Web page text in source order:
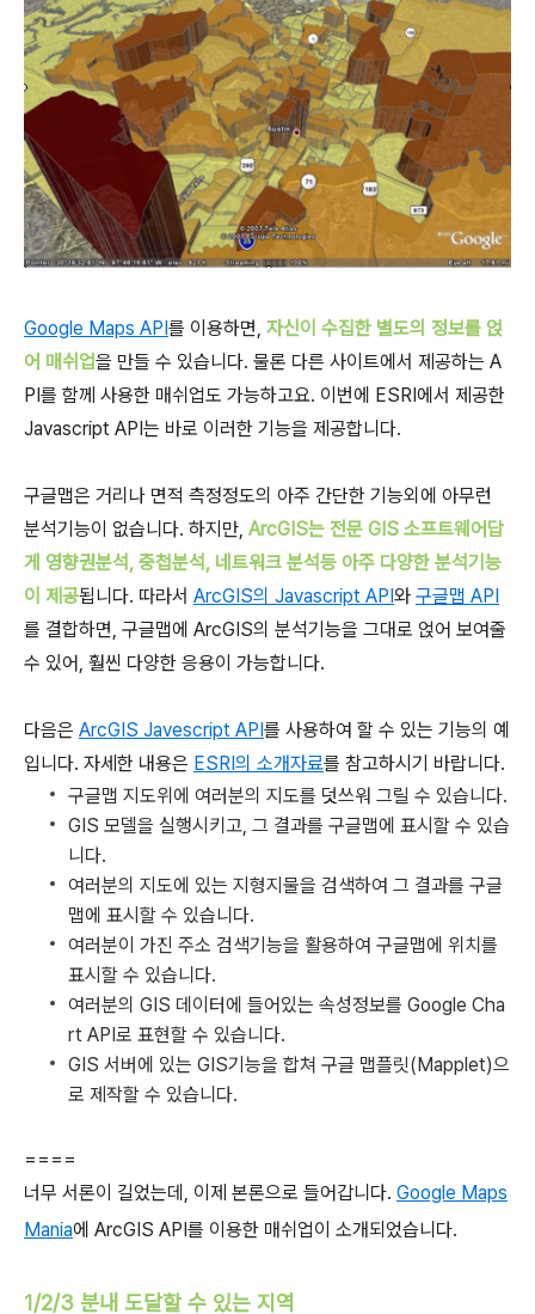
Google Maps API를 이용하면, 자신이 수집한 별도의 정보를 얹
어 매쉬업을 만들 수 있습니다. 물론 다른 사이트에서 제공하는 A
PI를 함께 사용한 매쉬업도 가능하고요. 이번에 ESRI에서 제공한
Javascript API는 바로 이러한 기능을 제공합니다.
구글맵은 거리나 면적 측정정도의 아주 간단한 기능외에 아무런
분석기능이 없습니다. 하지만, ArcGIS는 전문 GIS 소프트웨어답
게 영향권분석, 중첩분석, 네트워크 분석등 아주 다양한 분석기능
이 제공됩니다. 따라서 ArcGIS의 Javascript API와 구글맵 API
를 결합하면, 구글맵에 ArcGIS의 분석기능을 그대로 얹어 보여줄
수 있어, 훨씬 다양한 응용이 가능합니다.
다음은 ArcGIS Javescript API를 사용하여 할 수 있는 기능의 예
입니다. 자세한 내용은 ESRI의 소개자료를 참고하시기 바랍니다.
구글맵 지도위에 여러분의 지도를 덧쓰워 그릴 수 있습니다.
GIS 모델을 실행시키고, 그 결과를 구글맵에 표시할 수 있습
니다.
여러분의 지도에 있는 지형지물을 검색하여 그 결과를 구글
맵에 표시할 수 있습니다.
여러분이 가진 주소 검색기능을 활용하여 구글맵에 위치를
표시할 수 있습니다.
여러분의 GIS 데이터에 들어있는 속성정보를 Google Cha
rt API로 표현할 수 있습니다.
GIS 서버에 있는 GIS기능을 합쳐 구글 맵플릿(Mapplet)으
로 제작할 수 있습니다.
====
너무 서론이 길었는데, 이제 본론으로 들어갑니다. Google Maps
Mania에 ArcGIS API를 이용한 매쉬업이 소개되었습니다.
1/2/3 분내 도달할 수 있는 지역